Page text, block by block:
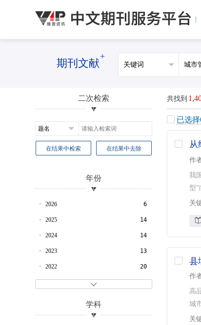
期刊文献
+
二次检索
在结果中检索 在结果中去除
年份

2026 6
2025 14
2024 14
2023 13
2022 20
2019 47
学科
共找到
已选择
从
作
我
型”
关
县
作
高
城
关